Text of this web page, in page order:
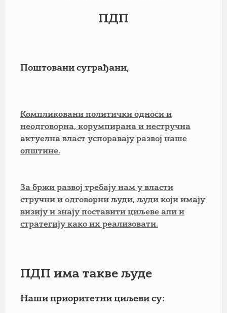
ПДП
Поштовани суграђани,
Компликовани политички односи и
неодговорна, корумпирана и нестручна
актуелна власт успоравају развој наше
општине.
За бржи развој требају нам у власти
стручни и одговорни људи, људи који имају
визију и знају поставити циљеве али и
стратегију како их реализовати.
ПДП има такве људе
Наши приоритетни циљеви су: